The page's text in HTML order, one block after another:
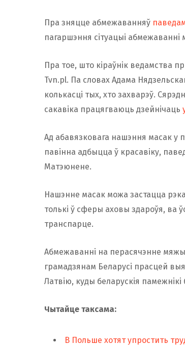
Пра зняцце абмежаванняў
пагаршэння сітуацыі абмежаванні
Пра тое, што кіраўнік ведамства
Tvn.pl. Па словах Адама
колькасці тых, хто захварэў.
сакавіка працягваюць дзейнічаць
Ад абавязковага нашэння масак у
павінна адбыцца ў красавіку,
Матэюнене.
Нашэнне масак можа застацца
толькі ў сферы аховы здароўя, ва
транспарце.
Абмежаванні на перасячэнне мяжы
грамадзянам Беларусі прасцей
Латвію, куды беларускія
Чытайце таксама:
В Польше хотят упростить